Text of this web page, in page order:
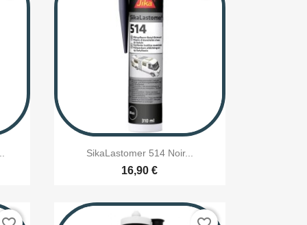
Aperçu rapide
SikaLastomer 514 Noir...
16,90 €